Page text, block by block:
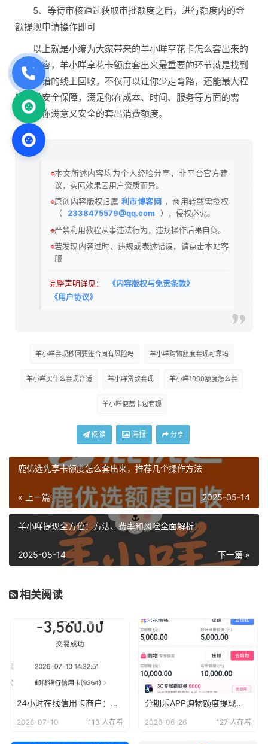
5、等待审核通过获取审批额度之后，进行额度内的金
额提现申请操作即可
以上就是小编为大家带来的羊小咩享花卡怎么套出来的
相关内容，羊小咩享花卡额度套出来最重要的环节就是找到
一个靠谱的线上回收，不仅可以让你少走弯路，还能最大程
度提供安全保障，满足你在成本、时间、服务等方面的需
求，让你满意又安全的套出消费额度。
🔹本文所述内容均为个人经验分享，非平台官方建
议，实际效果因用户资质而异。
🔹原创内容版权归属 利市博客网 ，商用转载需授权
（
2338475579@qq.com
），侵权必究。
🔹严禁利用教程从事违法行为，违规操作后果自负。
🔹若发现内容过时、违规或表述错误，请点击本站客
服
完整声明详见：
《内容版权与免责条款》
《用户协议》
羊小咩套现秒回要签合同有风险吗 羊小咩购物额度套现可靠吗
羊小咩买什么套现合适 羊小咩贷款套现 羊小咩1000额度怎么套
羊小咩便荔卡包套现
阅读 海报 分享
鹿优选先享卡额度怎么套出来，推荐几个操作方法
« 上一篇 2025-05-14
羊小咩提现全方位：方法、费率和风险全面解析！
下一篇 »
2025-05-14
相关阅读
24小时在线信用卡商户：刷卡秒到账，轻松无忧
2026-07-10 113 人在看
分期乐APP购物额度提现教程：让你轻松变现！
2026-06-26 127 人在看